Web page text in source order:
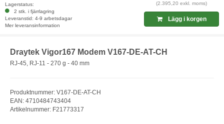
Lagerstatus:
2 stk. i fjärrlagring
Leveranstid: 4-9 arbetsdagar
Mer leveransinformation
(2.395,20 exkl. moms)
Lägg i korgen
Draytek Vigor167 Modem V167-DE-AT-CH
RJ-45, RJ-11 - 270 g - 40 mm
Produktnummer: V167-DE-AT-CH
EAN: 4710484743404
Artikelnummer: F21773317